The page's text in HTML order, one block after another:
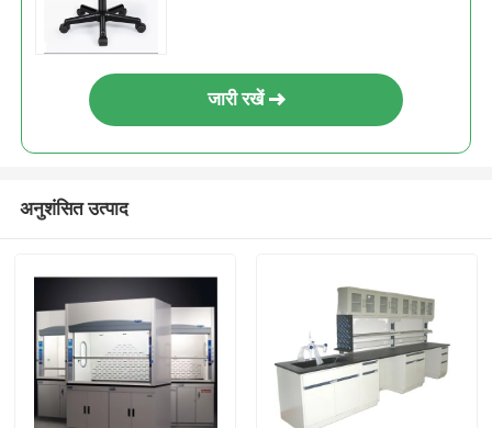
जारी रखें
अनुशंसित उत्पाद